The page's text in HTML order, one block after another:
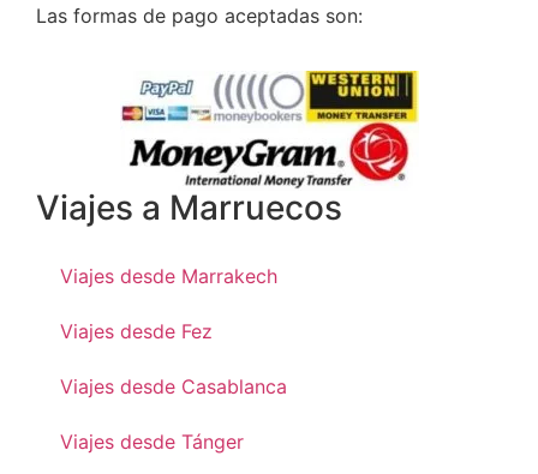
Las formas de pago aceptadas son:
Viajes a Marruecos
Viajes desde Marrakech
Viajes desde Fez
Viajes desde Casablanca
Viajes desde Tánger